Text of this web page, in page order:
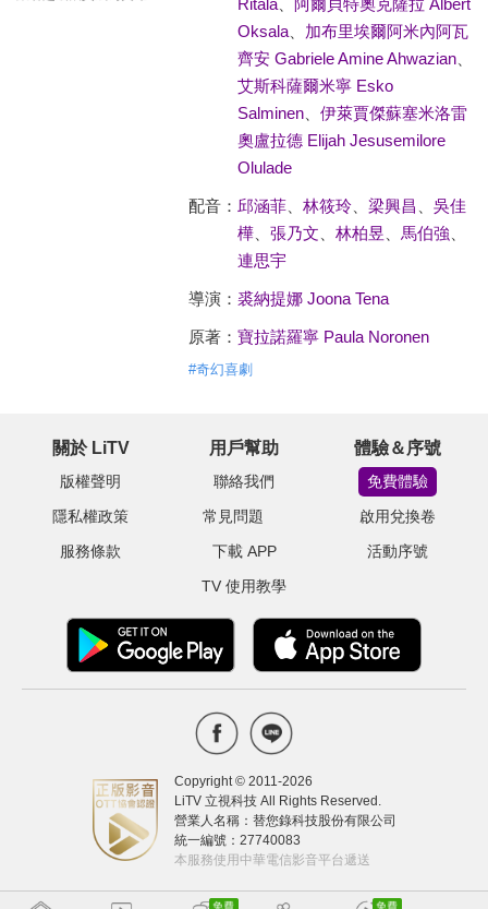
Ritala、 阿爾貝特奧克薩拉 Albert
Oksala、 加布里埃爾阿米內阿瓦
齊安 Gabriele Amine Ahwazian、
艾斯科薩爾米寧 Esko
Salminen、 伊萊賈傑蘇塞米洛雷
奧盧拉德 Elijah Jesusemilore
Olulade
配音： 邱涵菲、 林筱玲、 梁興昌
吳佳
樺、 張乃文 林柏昱 馬伯強
連思宇
導演： 裘納提娜 Joona Tena
原著： 寶拉諾羅寧 Paula Noronen
#奇幻喜劇
關於 LiTV
版權聲明
隱私權政策
服務條款
用戶幫助
聯絡我們
常見問題
下載 APP
TV 使用教學
體驗＆序號
免費體驗
啟用兌換卷
活動序號
Copyright © 2011-2026
LiTV 立視科技 All Rights Reserved.
營業人名稱：替您錄科技股份有限公司
統一編號：27740083
本服務使用中華電信影音平台遞送